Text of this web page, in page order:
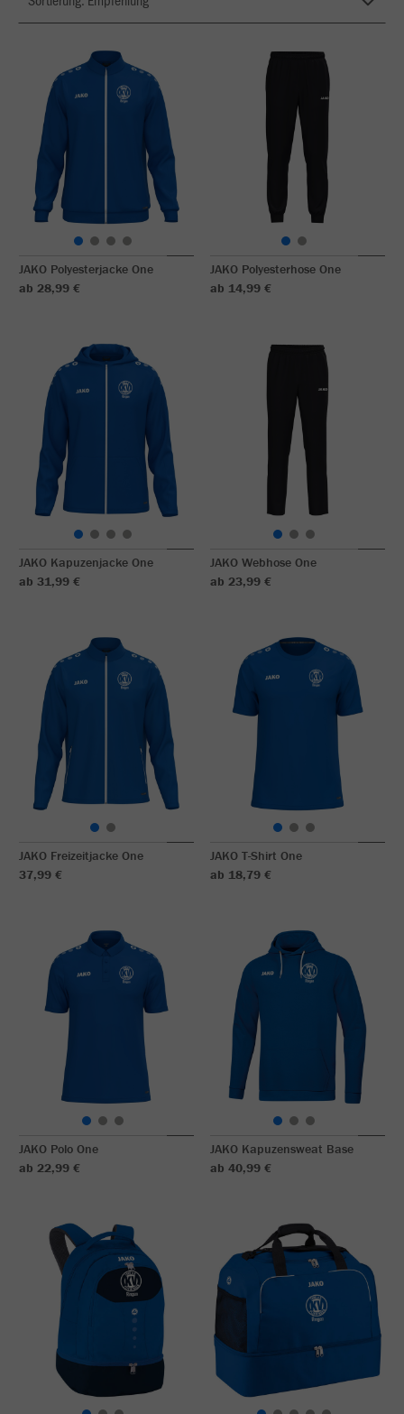
JAKO Polyesterjacke One
ab 28,99 €
JAKO Polyesterhose One
ab 14,99 €
JAKO Kapuzenjacke One
ab 31,99 €
JAKO Webhose One
ab 23,99 €
JAKO Freizeitjacke One
37,99 €
JAKO T-Shirt One
ab 18,79 €
JAKO Polo One
ab 22,99 €
JAKO Kapuzensweat Base
ab 40,99 €